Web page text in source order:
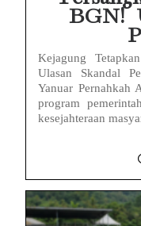
BGN!
Kejagung
Ulasan Skandal
Yanuar Pernahkah
program
kesejahteraan